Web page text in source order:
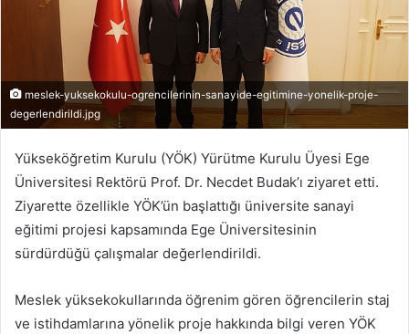
meslek-yuksekokulu-ogrencilerinin-sanayide-egitimine-yonelik-proje-
degerlendirildi.jpg
Yükseköğretim Kurulu (YÖK) Yürütme Kurulu Üyesi Ege
Üniversitesi Rektörü Prof. Dr. Necdet Budak’ı ziyaret etti.
Ziyarette özellikle YÖK’ün başlattığı üniversite sanayi
eğitimi projesi kapsamında Ege Üniversitesinin
sürdürdüğü çalışmalar değerlendirildi.
Meslek yüksekokullarında öğrenim gören öğrencilerin staj
ve istihdamlarına yönelik proje hakkında bilgi veren YÖK